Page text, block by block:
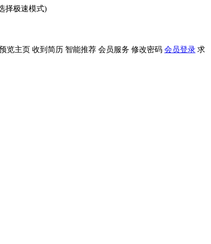
择极速模式)
览主页 收到简历 智能推荐 会员服务 修改密码 会员登录 求